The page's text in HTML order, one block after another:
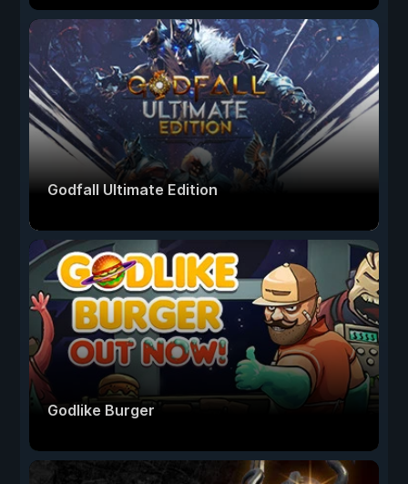
Godfall Ultimate Edition
Godlike Burger